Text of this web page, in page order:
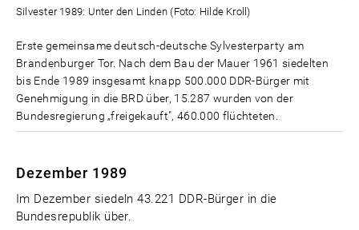
Silvester 1989: Unter den Linden (Foto: Hilde Kroll)
Erste gemeinsame deutsch-deutsche Sylvesterparty am
Brandenburger Tor. Nach dem Bau der Mauer 1961 siedelten
bis Ende 1989 insgesamt knapp 500.000 DDR-Bürger mit
Genehmigung in die BRD über, 15.287 wurden von der
Bundesregierung „freigekauft", 460.000 flüchteten.
Dezember 1989
Im Dezember siedeln 43.221 DDR-Bürger in die
Bundesrepublik über.